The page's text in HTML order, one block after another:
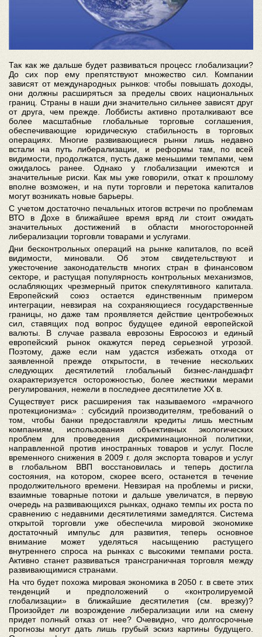
Так как же дальше будет развиваться процесс глобализации?
До сих пор ему препятствуют множество сил. Компании
зависят от международных рынков: чтобы повышать доходы,
они должны расширяться за пределы своих национальных
границ. Страны в наши дни значительно сильнее зависят друг
от друга, чем прежде. Лоббисты активно проталкивают все
более масштабные глобальные торговые соглашения,
обеспечивающие юридическую стабильность в торговых
операциях. Многие развивающиеся рынки лишь недавно
встали на путь либерализации, и реформы там, по всей
видимости, продолжатся, пусть даже меньшими темпами, чем
ожидалось ранее. Однако у глобализации имеются и
значительные риски. Как мы уже говорили, откат к прошлому
вполне возможен, и на пути торговли и перетока капиталов
могут возникать новые барьеры.
С учетом достаточно печальных итогов встречи по проблемам
ВТО в Дохе в ближайшее время вряд ли стоит ожидать
значительных достижений в области многосторонней
либерализации торговли товарами и услугами.
Дни бесконтрольных операций на рынке капиталов, по всей
видимости, миновали. Об этом свидетельствуют и
ужесточение законодательств многих стран в финансовом
секторе, и растущая популярность контрольных механизмов,
ослабляющих чрезмерный приток спекулятивного капитала.
Европейский союз остается единственным примером
интеграции, невзирая на сохраняющиеся государственные
границы, но даже там проявляется действие центробежных
сил, ставящих под вопрос будущее единой европейской
валюты. В случае развала еврозоны Евросоюз и единый
европейский рынок окажутся перед серьезной угрозой.
Поэтому, даже если нам удастся избежать отхода от
заявленной прежде открытости, в течение нескольких
следующих десятилетий глобальный бизнес-ландшафт
охарактеризуется осторожностью, более жесткими мерами
регулирования, нежели в последнее десятилетие XX в.
Существует риск расширения так называемого «мрачного
протекционизма» : субсидий производителям, требований о
том, чтобы банки предоставляли кредиты лишь местным
компаниям, использования объективных экологических
проблем для проведения дискриминационной политики,
направленной против иностранных товаров и услуг. После
временного снижения в 2009 г. доля экспорта товаров и услуг
в глобальном ВВП восстановилась и теперь достигла
состояния, на котором, скорее всего, останется в течение
продолжительного времени. Невзирая на проблемы и риски,
взаимные товарные потоки и дальше увеличатся, в первую
очередь на развивающихся рынках, однако темпы их роста по
сравнению с недавними десятилетиями замедлятся. Система
открытой торговли уже обеспечила мировой экономике
достаточный импульс для развития, теперь основное
внимание может уделяться насыщению растущего
внутреннего спроса на рынках с высокими темпами роста.
Активно станет развиваться трансграничная торговля между
развивающимися странами.
На что будет похожа мировая экономика в 2050 г. в свете этих
тенденций и предположений о «контролируемой
глобализации» в ближайшие десятилетия (см. врезку)?
Произойдет ли возрождение либерализации или на смену
придет полный отказ от нее? Очевидно, что долгосрочные
прогнозы могут дать лишь грубый эскиз картины будущего.